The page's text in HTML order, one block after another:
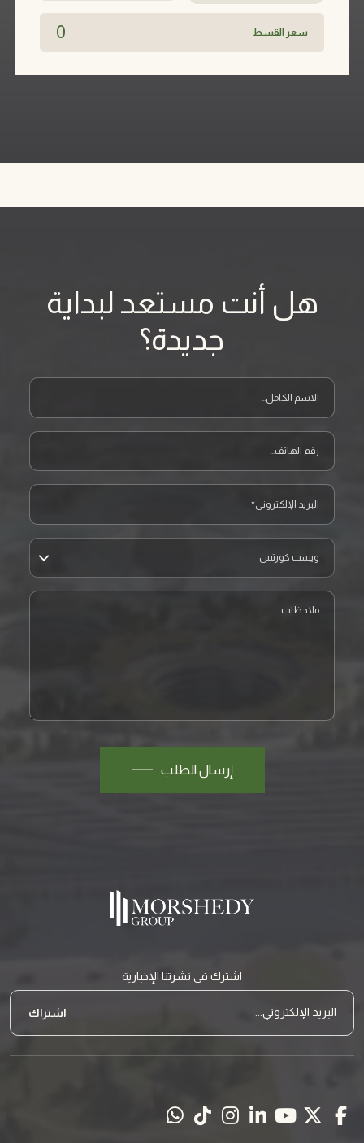
سعر القسط 0
هل أنت مستعد لبداية
جديدة؟
نموذج تواصل معنا
الاسم الكامل
رقم الهاتف
البريد الإلكتروني
المشروع
ملاحظات
إرسال الطلب
اشترك في نشرتنا الإخبارية
نموذج النشرة البريدية
البريد الإلكتروني... اشتراك
follow us